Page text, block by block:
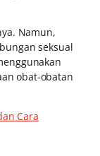
Namun,
seksual
obat-obatan
Cara